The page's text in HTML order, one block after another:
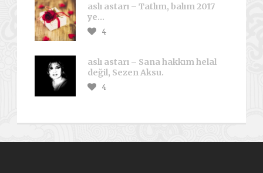
aslı astarı – Tatlım, balım 2017
ye…
4
aslı astarı – Sana hakkım helal
değil, Sezen Aksu.
4